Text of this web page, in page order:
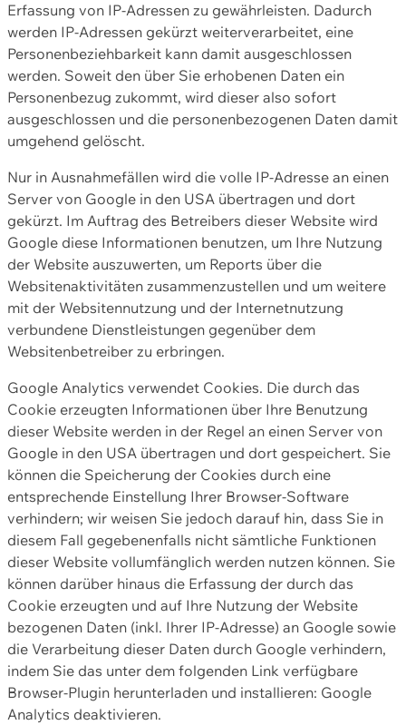
Erfassung von IP-Adressen zu gewährleisten. Dadurch
werden IP-Adressen gekürzt weiterverarbeitet, eine
Personenbeziehbarkeit kann damit ausgeschlossen
werden. Soweit den über Sie erhobenen Daten ein
Personenbezug zukommt, wird dieser also sofort
ausgeschlossen und die personenbezogenen Daten damit
umgehend gelöscht.
Nur in Ausnahmefällen wird die volle IP-Adresse an einen
Server von Google in den USA übertragen und dort
gekürzt. Im Auftrag des Betreibers dieser Website wird
Google diese Informationen benutzen, um Ihre Nutzung
der Website auszuwerten, um Reports über die
Websitenaktivitäten zusammenzustellen und um weitere
mit der Websitennutzung und der Internetnutzung
verbundene Dienstleistungen gegenüber dem
Websitenbetreiber zu erbringen.
Google Analytics verwendet Cookies. Die durch das
Cookie erzeugten Informationen über Ihre Benutzung
dieser Website werden in der Regel an einen Server von
Google in den USA übertragen und dort gespeichert. Sie
können die Speicherung der Cookies durch eine
entsprechende Einstellung Ihrer Browser-Software
verhindern; wir weisen Sie jedoch darauf hin, dass Sie in
diesem Fall gegebenenfalls nicht sämtliche Funktionen
dieser Website vollumfänglich werden nutzen können. Sie
können darüber hinaus die Erfassung der durch das
Cookie erzeugten und auf Ihre Nutzung der Website
bezogenen Daten (inkl. Ihrer IP-Adresse) an Google sowie
die Verarbeitung dieser Daten durch Google verhindern,
indem Sie das unter dem folgenden Link verfügbare
Browser-Plugin herunterladen und installieren: Google
Analytics deaktivieren.